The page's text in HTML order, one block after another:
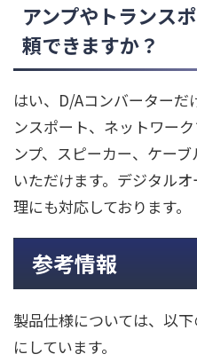
アンプやトランス
頼できますか？
はい、D/Aコンバーターだ
ンスポート、ネットワー
ンプ、スピーカー、ケー
いただけます。デジタル
理にも対応しております。
参考情報
製品仕様については、以
にしています。